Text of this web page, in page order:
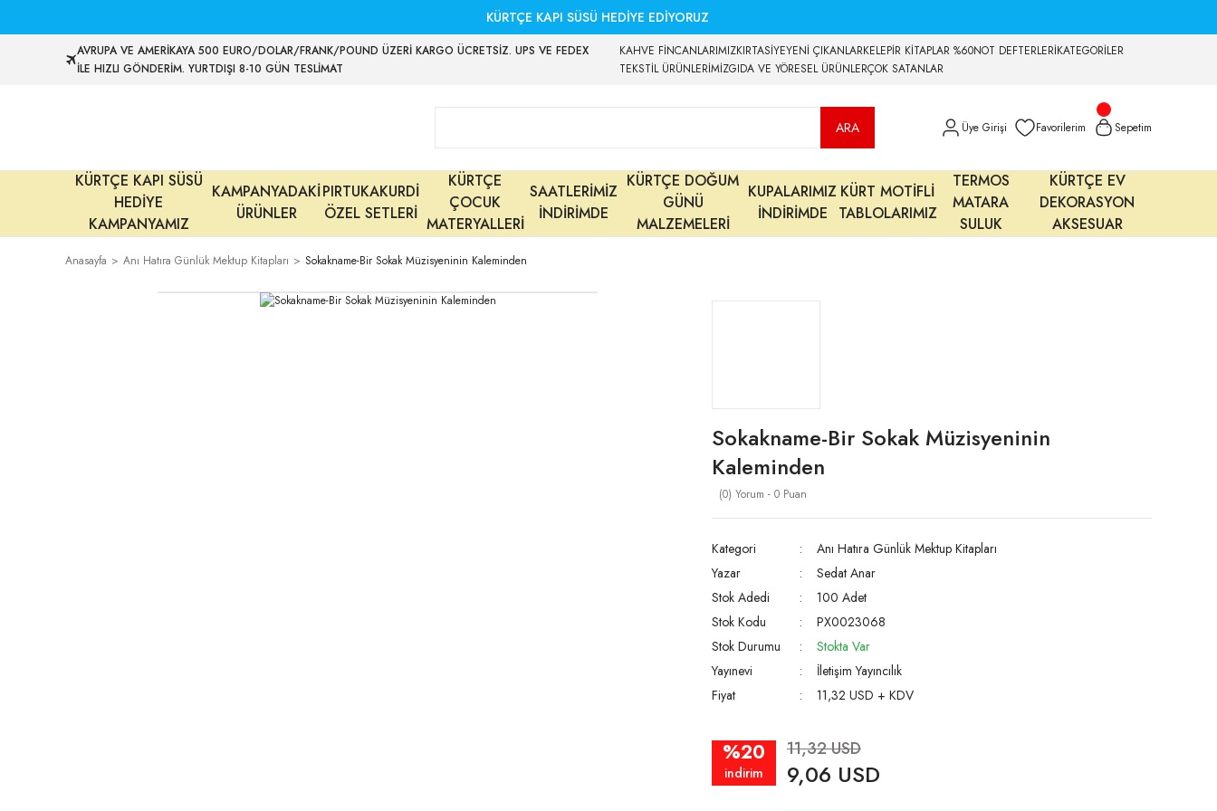
KÜRTÇE KAPI SÜSÜ HEDİYE EDİYORUZ
AVRUPA VE AMERİKAYA 500 EURO/DOLAR/FRANK/POUND ÜZERİ KARGO ÜCRETSİZ. UPS VE FEDEX
İLE HIZLI GÖNDERİM. YURTDIŞI 8-10 GÜN TESLİMAT
KAHVE FİNCANLARIMIZKIRTASİYEYENİ ÇIKANLARKELEPİR KİTAPLAR %60NOT DEFTERLERİKATEGORİLER
TEKSTİL ÜRÜNLERİMİZGIDA VE YÖRESEL ÜRÜNLERÇOK SATANLAR
ARA Üye Girişi Favorilerim Sepetim
KÜRTÇE KAPI SÜSÜ
HEDİYE
KAMPANYAMIZ
KAMPANYADAKİ
ÜRÜNLER
PIRTUKAKURDİ
ÖZEL SETLERİ
KÜRTÇE
ÇOCUK
MATERYALLERİ
SAATLERİMİZ
İNDİRİMDE
KÜRTÇE DOĞUM
GÜNÜ
MALZEMELERİ
KUPALARIMIZ
İNDİRİMDE
KÜRT MOTİFLİ
TABLOLARIMIZ
TERMOS
MATARA
SULUK
KÜRTÇE EV
DEKORASYON
AKSESUAR
Anasayfa Anı Hatıra Günlük Mektup Kitapları Sokakname-Bir Sokak Müzisyeninin Kaleminden
Sokakname-Bir Sokak Müzisyeninin
Kaleminden
(0) Yorum - 0 Puan
Kategori
Anı Hatıra Günlük Mektup Kitapları
Yazar
Sedat Anar
Stok Adedi
100 Adet
Stok Kodu
PX0023068
Stok Durumu
Stokta Var
Yayınevi
İletişim Yayıncılık
Fiyat
11,32 USD + KDV
%20
indirim
11,32 USD
9,06 USD